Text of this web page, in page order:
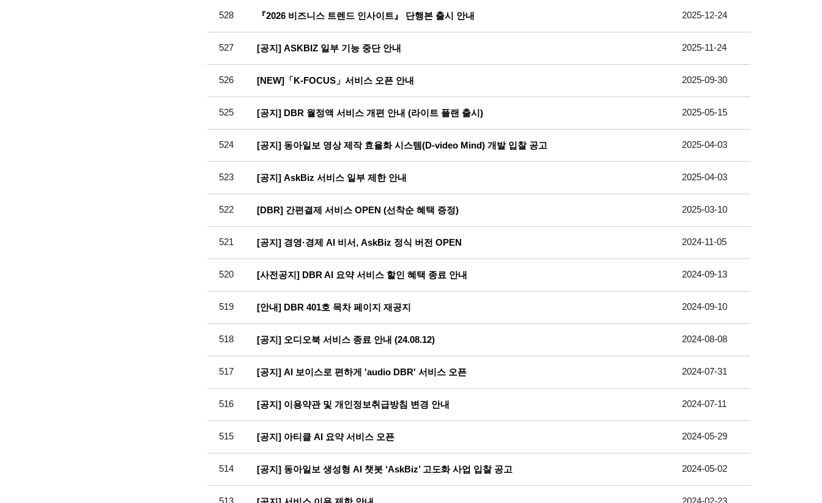
528 『2026 비즈니스 트렌드 인사이트』 단행본 출시 안내 2025-12-24
527 [공지] ASKBIZ 일부 기능 중단 안내 2025-11-24
526 [NEW]「K-FOCUS」서비스 오픈 안내 2025-09-30
525 [공지] DBR 월정액 서비스 개편 안내 (라이트 플랜 출시) 2025-05-15
524 [공지] 동아일보 영상 제작 효율화 시스템(D-video Mind) 개발 입찰 공고 2025-04-03
523 [공지] AskBiz 서비스 일부 제한 안내 2025-04-03
522 [DBR] 간편결제 서비스 OPEN (선착순 혜택 증정) 2025-03-10
521 [공지] 경영·경제 AI 비서, AskBiz 정식 버전 OPEN 2024-11-05
520 [사전공지] DBR AI 요약 서비스 할인 혜택 종료 안내 2024-09-13
519 [안내] DBR 401호 목차 페이지 재공지 2024-09-10
518 [공지] 오디오북 서비스 종료 안내 (24.08.12) 2024-08-08
517 [공지] AI 보이스로 편하게 'audio DBR' 서비스 오픈 2024-07-31
516 [공지] 이용약관 및 개인정보취급방침 변경 안내 2024-07-11
515 [공지] 아티클 AI 요약 서비스 오픈 2024-05-29
514 [공지] 동아일보 생성형 AI 챗봇 ‘AskBiz’ 고도화 사업 입찰 공고 2024-05-02